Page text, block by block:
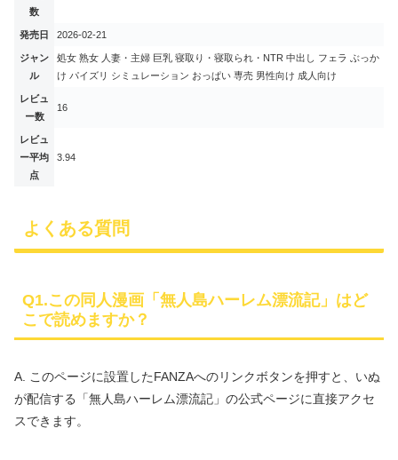
数
発売日 2026-02-21
ジャン
ル
処女 熟女 人妻・主婦 巨乳 寝取り・寝取られ・NTR 中出し フェラ ぶっか
け パイズリ シミュレーション おっぱい 専売 男性向け 成人向け
レビュ
ー数
16
レビュ
ー平均
点
3.94
よくある質問
Q1.この同人漫画「無人島ハーレム漂流記」はど
こで読めますか？
A. このページに設置したFANZAへのリンクボタンを押すと、いぬ
が配信する「無人島ハーレム漂流記」の公式ページに直接アクセ
スできます。